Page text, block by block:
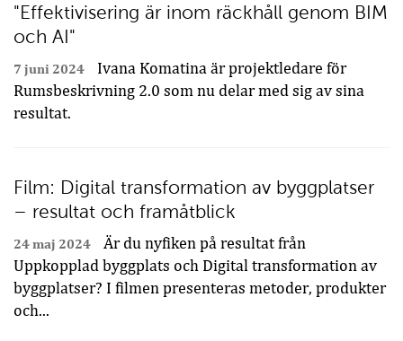
"Effektivisering är inom räckhåll genom BIM
och AI"
7 juni 2024
Ivana Komatina är projektledare för
Rumsbeskrivning 2.0 som nu delar med sig av sina
resultat.
Film: Digital transformation av byggplatser
– resultat och framåtblick
24 maj 2024
Är du nyfiken på resultat från
Uppkopplad byggplats och Digital transformation av
byggplatser? I filmen presenteras metoder, produkter
och...